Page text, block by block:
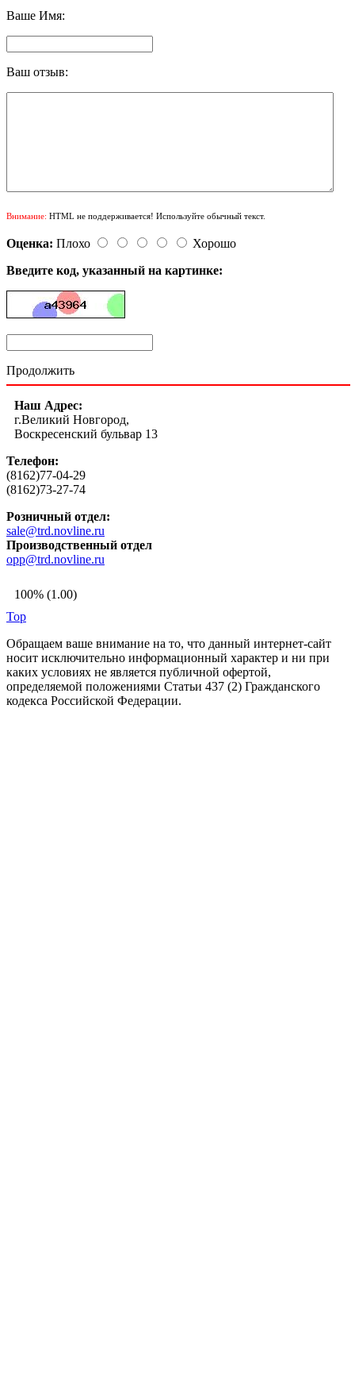
Ваше Имя:
Ваш отзыв:
Внимание: HTML не поддерживается! Используйте обычный текст.
Оценка: Плохо
Хорошо
Введите код, указанный на картинке:
Продолжить
Наш Адрес:
г.Великий Новгород,
Воскресенский бульвар 13
Телефон:
(8162)77-04-29
(8162)73-27-74
Розничный отдел:
sale@trd.novline.ru
Производственный отдел
opp@trd.novline.ru
100% (1.00)
Top
Обращаем ваше внимание на то, что данный интернет-сайт
носит исключительно информационный характер и ни при
каких условиях не является публичной офертой,
определяемой положениями Статьи 437 (2) Гражданского
кодекса Российской Федерации.